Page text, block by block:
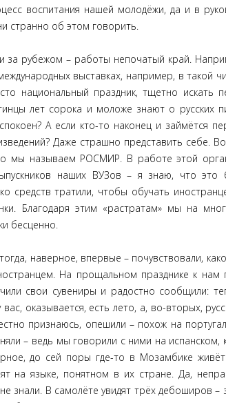
воспитания нашей молодёжи, да и в
странно об этом говорить.
за рубежом – работы непочатый край.
выставках, например, в такой
национальный праздник, тщетно искать
лет сорока и моложе знают о русских
А если кто-то наконец и займётся
Даже страшно представить себе.
мы называем РОСМИР. В работе этой
наших ВУЗов – я знаю, что это
средств тратили, чтобы обучать
Благодаря этим «растратам» мы на
бесценно.
наверное, впервые – почувствовали,
На прощальном празднике к нам
свои сувениры и радостно сообщили:
оказывается, есть лето, а, во-вторых,
признаюсь, опешили – похож на
– ведь мы говорили с ними на испанском,
до сей поры где-то в Мозамбике
на языке, понятном в их стране. Да,
знали. В самолёте увидят трёх дебоширов –